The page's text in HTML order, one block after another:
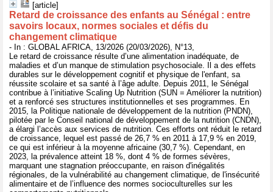
[article]
Retard de croissance des enfants au Sénégal : entre
savoirs locaux, normes sociales et défis du
changement climatique
- In : GLOBAL AFRICA, 13/2026 (20/03/2026), N°13,
Le retard de croissance résulte d’une alimentation inadéquate, de
maladies et d’un manque de stimulation psychosociale. Il a des effets
durables sur le développement cognitif et physique de l'enfant, sa
réussite scolaire et sa santé à l’âge adulte. Depuis 2011, le Sénégal
contribue à l’initiative Scaling Up Nutrition (SUN = Améliorer la nutrition)
et a renforcé ses structures institutionnelles et ses programmes. En
2015, la Politique nationale de développement de la nutrition (PNDN),
pilotée par le Conseil national de développement de la nutrition (CNDN),
a élargi l’accès aux services de nutrition. Ces efforts ont réduit le retard
de croissance, lequel est passé de 26,7 % en 2011 à 17,9 % en 2019,
ce qui est inférieur à la moyenne africaine (30,7 %). Cependant, en
2023, la prévalence atteint 18 %, dont 4 % de formes sévères,
marquant une stagnation préoccupante, en raison d'inégalités
régionales, de la vulnérabilité au changement climatique, de l'insécurité
alimentaire et de l’influence des normes socioculturelles sur les